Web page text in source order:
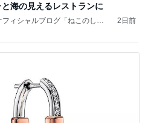
海の見えるレストランに
フィシャルブログ「ねこのしっ
2日前